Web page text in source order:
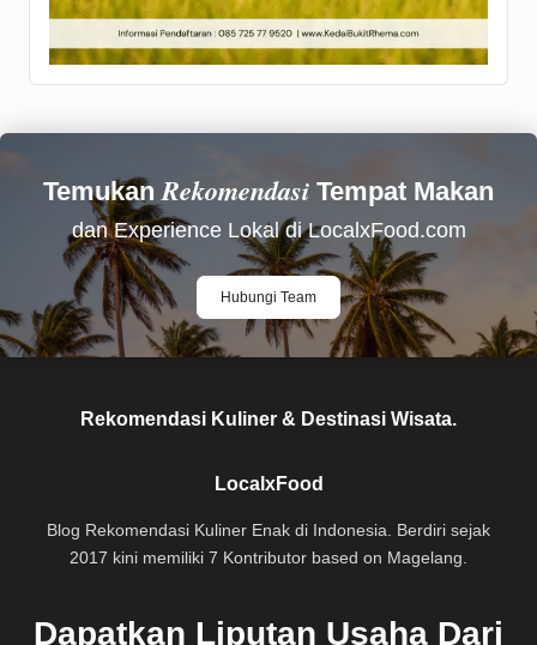
TemukanRekomendasi Tempat Makan
dan Experience Lokal di LocalxFood.com
Hubungi Team
Rekomendasi Kuliner & Destinasi Wisata.
LocalxFood
Blog Rekomendasi Kuliner Enak di Indonesia. Berdiri sejak
2017 kini memiliki 7 Kontributor based on Magelang.
Dapatkan Liputan Usaha Dari